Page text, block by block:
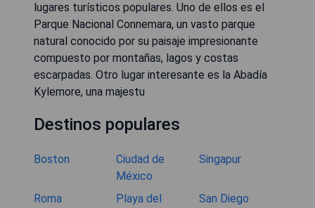
lugares turísticos populares. Uno de ellos es el
Parque Nacional Connemara, un vasto parque
natural conocido por su paisaje impresionante
compuesto por montañas, lagos y costas
escarpadas. Otro lugar interesante es la Abadía
Kylemore, una majestu
Destinos populares
Boston
Ciudad de
México
Singapur
Roma
Playa del
San Diego